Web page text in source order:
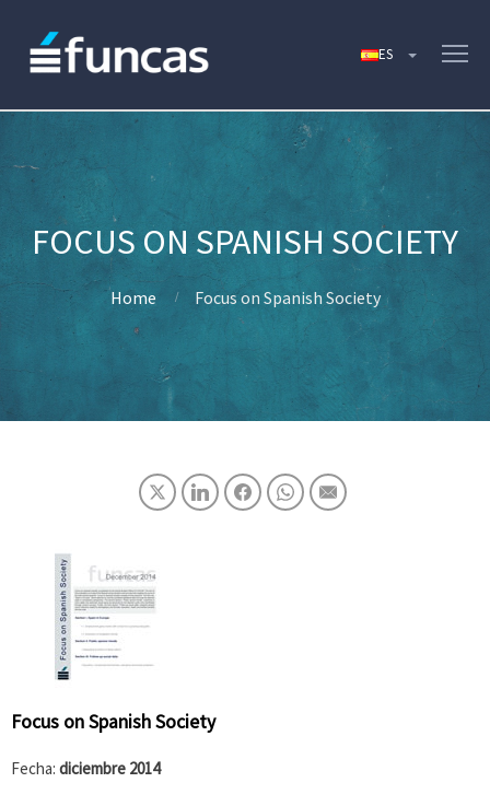
FOCUS ON SPANISH SOCIETY
Home Focus on Spanish Society
Focus on Spanish Society
Fecha: diciembre 2014